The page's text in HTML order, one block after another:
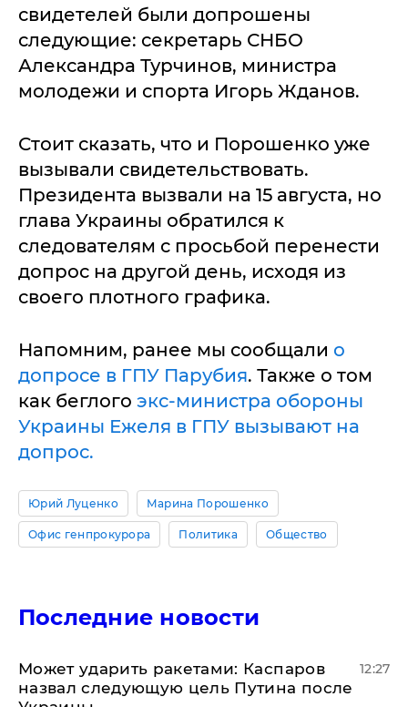
свидетелей были допрошены
следующие: секретарь СНБО
Александра Турчинов, министра
молодежи и спорта Игорь Жданов.
Стоит сказать, что и Порошенко уже
вызывали свидетельствовать.
Президента вызвали на 15 августа, но
глава Украины обратился к
следователям с просьбой перенести
допрос на другой день, исходя из
своего плотного графика.
Напомним, ранее мы сообщали о
допросе в ГПУ Парубия. Также о том
как беглого экс-министра обороны
Украины Ежеля в ГПУ вызывают на
допрос.
Юрий Луценко Марина Порошенко
Офис генпрокурора Политика Общество
Последние новости
Может ударить ракетами: Каспаров
назвал следующую цель Путина после
12:27